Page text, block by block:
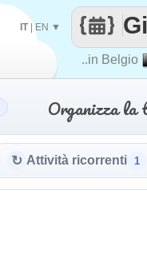
..in Belgio
IT|EN ▼
Organizza la
↻ Attività ricorrenti 1